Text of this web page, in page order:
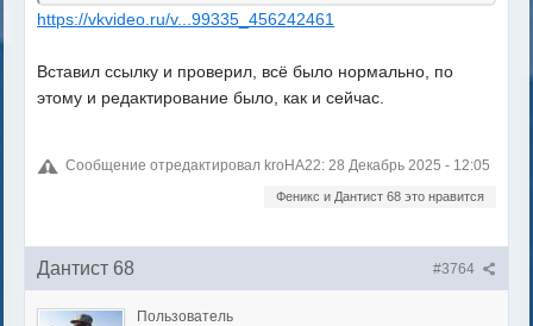
https://vkvideo.ru/v...99335_456242461
Вставил ссылку и проверил, всё было нормально, по
этому и редактирование было, как и сейчас.
Сообщение отредактировал kroHA22: 28 Декабрь 2025 - 12:05
Феникс и Дантист 68 это нравится
#3764
Дантист 68
Пользователь